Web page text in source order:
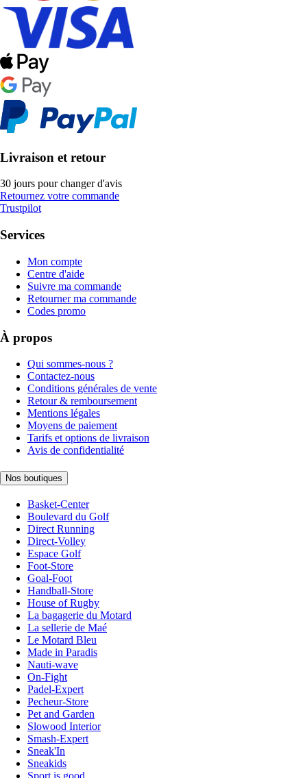
Livraison et retour
30 jours pour changer d'avis
Retournez votre commande
Trustpilot
Services
Mon compte
Centre d'aide
Suivre ma commande
Retourner ma commande
Codes promo
À propos
Qui sommes-nous ?
Contactez-nous
Conditions générales de vente
Retour & remboursement
Mentions légales
Moyens de paiement
Tarifs et options de livraison
Avis de confidentialité
Nos boutiques
Basket-Center
Boulevard du Golf
Direct Running
Direct-Volley
Espace Golf
Foot-Store
Goal-Foot
Handball-Store
House of Rugby
La bagagerie du Motard
La sellerie de Maé
Le Motard Bleu
Made in Paradis
Nauti-wave
On-Fight
Padel-Expert
Pecheur-Store
Pet and Garden
Slowood Interior
Smash-Expert
Sneak'In
Sneakids
Sport is good